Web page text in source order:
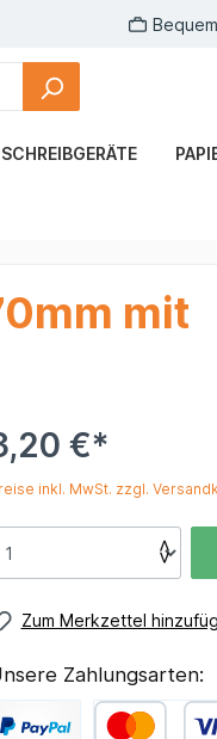
mit
€*
inkl. MwSt. zzgl.
Zum Merkzettel
Zahlungsarten: